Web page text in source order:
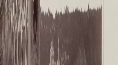
Петра I
сад
Михайловского